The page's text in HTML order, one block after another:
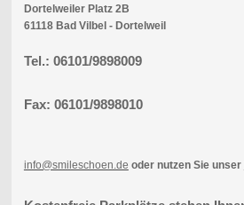
Dortelweiler Platz 2B
61118 Bad Vilbel - Dortelweil
Tel.: 06101/9898009
Fax: 06101/9898010
info@smileschoen.de oder nutzen Sie unser